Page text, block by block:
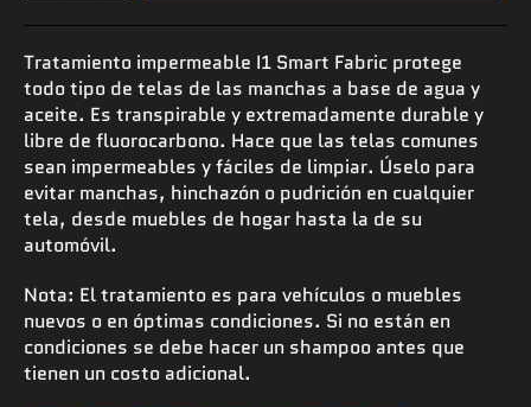
Tratamiento impermeable I1 Smart Fabric protege
todo tipo de telas de las manchas a base de agua y
aceite. Es transpirable y extremadamente durable y
libre de fluorocarbono. Hace que las telas comunes
sean impermeables y fáciles de limpiar. Úselo para
evitar manchas, hinchazón o pudrición en cualquier
tela, desde muebles de hogar hasta la de su
automóvil.
Nota: El tratamiento es para vehículos o muebles
nuevos o en óptimas condiciones. Si no están en
condiciones se debe hacer un shampoo antes que
tienen un costo adicional.